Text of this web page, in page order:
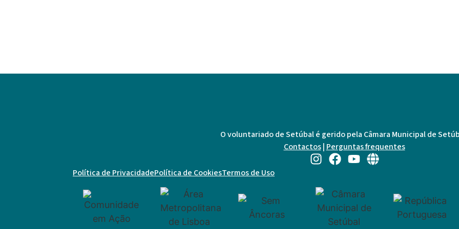
O voluntariado de Setúbal é gerido pela Câmara Municipal de
Contactos| Perguntas frequentes
Política de PrivacidadePolítica de CookiesTermos de Uso